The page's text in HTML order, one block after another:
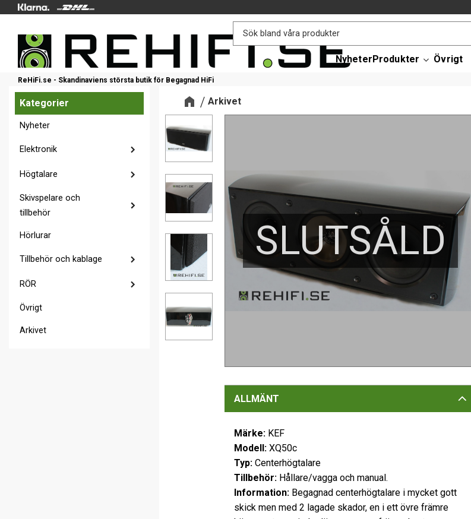
ReHiFi.se - Skandinaviens största butik för Begagnad HiFi
NyheterProdukter Övrigt
Arkivet
SLUTSÅLD
ALLMÄNT
Märke: KEF
Modell: XQ50c
Typ: Centerhögtalare
Tillbehör: Hållare/vagga och manual.
Information: Begagnad centerhögtalare i mycket gott
skick men med 2 lagade skador, en i ett övre främre
Kategorier
Nyheter
Elektronik
Högtalare
Skivspelare och
tillbehör
Hörlurar
Tillbehör och kablage
RÖR
Övrigt
Arkivet